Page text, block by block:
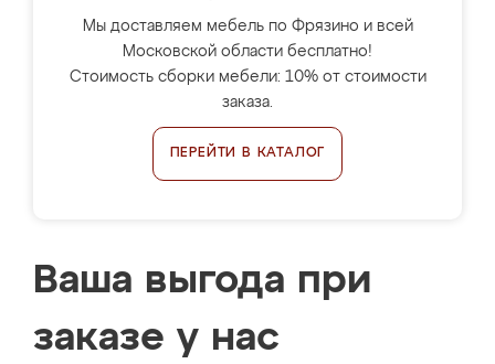
Мы доставляем мебель по Фрязино и всей
Московской области бесплатно!
Стоимость сборки мебели: 10% от стоимости
заказа.
ПЕРЕЙТИ В КАТАЛОГ
Ваша выгода при
заказе у нас